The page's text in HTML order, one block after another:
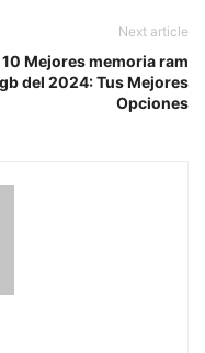
Next article
10 Mejores memoria ram
del 2024: Tus Mejores
Opciones